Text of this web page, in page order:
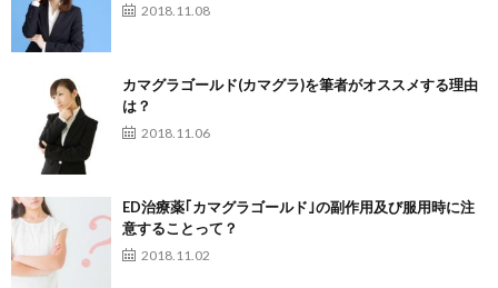
2018.11.08
カマグラゴールド(カマグラ)を筆者がオススメする理由
は？
2018.11.06
ED治療薬｢カマグラゴールド｣の副作用及び服用時に注
意することって？
2018.11.02